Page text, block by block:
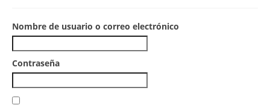
UNIVERSO CAD
NOTICIAS
CAD MEDIA
Nombre de usuario o correo electrónico
Contraseña